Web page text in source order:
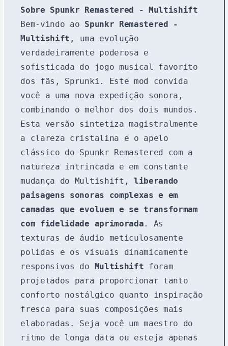
Sobre Spunkr Remastered - Multishift
Bem-vindo ao Spunkr Remastered -
Multishift , uma evolução
verdadeiramente poderosa e
sofisticada do jogo musical favorito
dos fãs, Sprunki. Este mod convida
você a uma nova expedição sonora,
combinando o melhor dos dois mundos.
Esta versão sintetiza magistralmente
a clareza cristalina e o apelo
clássico do Spunkr Remastered com a
natureza intrincada e em constante
mudança do Multishift, liberando
paisagens sonoras complexas e em
camadas que evoluem e se transformam
com fidelidade aprimorada. As
texturas de áudio meticulosamente
polidas e os visuais dinamicamente
responsivos do Multishift foram
projetados para proporcionar tanto
conforto nostálgico quanto inspiração
fresca para suas composições mais
elaboradas. Seja você um maestro do
ritmo de longa data ou esteja apenas